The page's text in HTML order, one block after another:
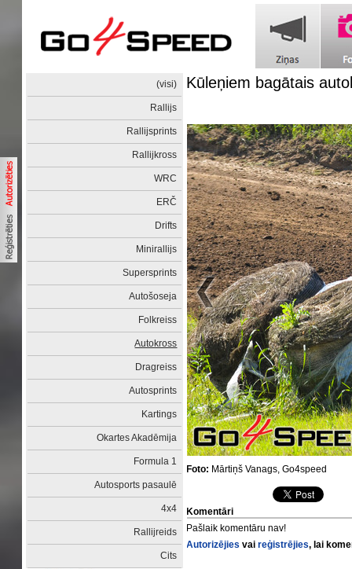
(visi)
Rallijs
Rallijsprints
Rallijkross
WRC
ERČ
Drifts
Minirallijs
Supersprints
Autošoseja
Folkreiss
Autokross
Dragreiss
Autosprints
Kartings
Okartes Akadēmija
Formula 1
Autosports pasaulē
4x4
Rallijreids
Cits
Kūleņiem bagātais
Foto: Mārtiņš Vanags, Go4speed
Komentāri
Pašlaik komentāru nav!
Autorizējies vaireģistrējies, lai